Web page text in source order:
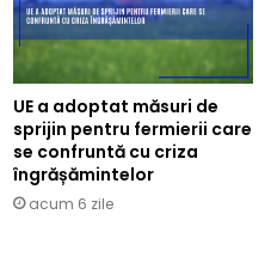
UE a adoptat măsuri de
sprijin pentru fermierii care
se confruntă cu criza
îngrășămintelor
acum 6 zile